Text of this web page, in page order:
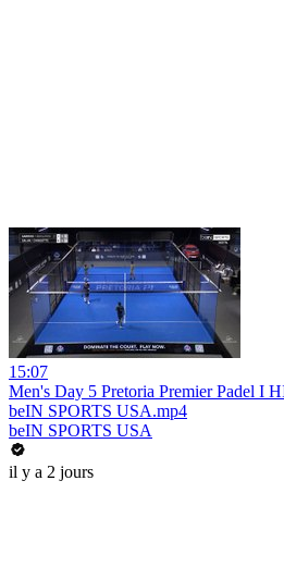
15:07
Men's Day 5 Pretoria Premier Padel I
beIN SPORTS USA.mp4
beIN SPORTS USA
il y a 2 jours